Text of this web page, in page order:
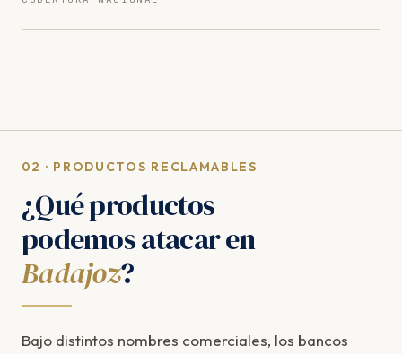
02 · PRODUCTOS RECLAMABLES
¿Qué productos
podemos atacar en
Badajoz?
Bajo distintos nombres comerciales, los bancos